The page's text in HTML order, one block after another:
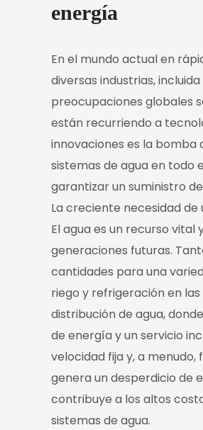
energía
En el mundo actual en
diversas industrias,
preocupaciones globales
están recurriendo a
innovaciones es la bomba
sistemas de agua en todo
garantizar un suministro
La creciente necesidad
El agua es un recurso
generaciones futuras.
cantidades para una
riego y refrigeración en
distribución de agua,
de energía y un servicio
velocidad fija y, a
genera un desperdicio de
contribuye a los altos
sistemas de agua.